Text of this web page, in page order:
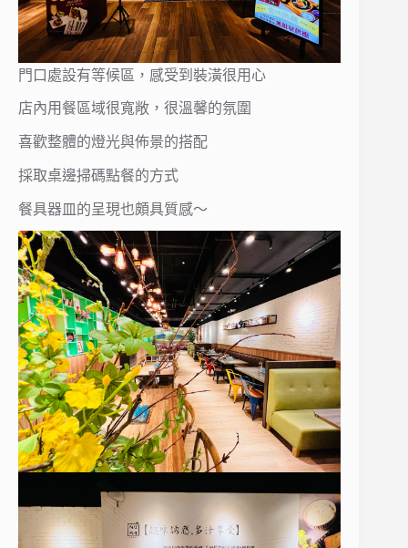
門口處設有等候區，感受到裝潢很用心
店內用餐區域很寬敞，很溫馨的氛圍
喜歡整體的燈光與佈景的搭配
採取桌邊掃碼點餐的方式
餐具器皿的呈現也頗具質感～